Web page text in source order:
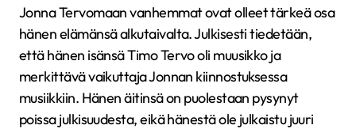
Jonna Tervomaan vanhemmat ovat olleet tärkeä osa
hänen elämänsä alkutaivalta. Julkisesti tiedetään,
että hänen isänsä Timo Tervo oli muusikko ja
merkittävä vaikuttaja Jonnan kiinnostuksessa
musiikkiin. Hänen äitinsä on puolestaan pysynyt
poissa julkisuudesta, eikä hänestä ole julkaistu juuri